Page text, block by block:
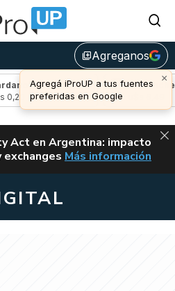
library_addAgreganos
×
Agregá iProUP a tus fuentes
preferidas en Google
(-0,47%)
Avalanche
u$s 6,49
ALERTA
Act en Argentina: impacto
CLARITY ACT EN
Más información